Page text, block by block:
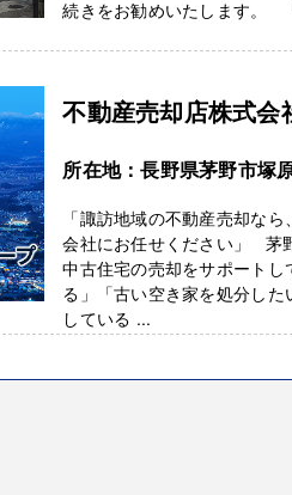
続きをお勧めいたします。
不動産売却店株式会
所在地：長野県茅野市塚
「諏訪地域の不動産売却な
会社にお任せください」 茅
中古住宅の売却をサポート
る」「古い空き家を処分し
している ...